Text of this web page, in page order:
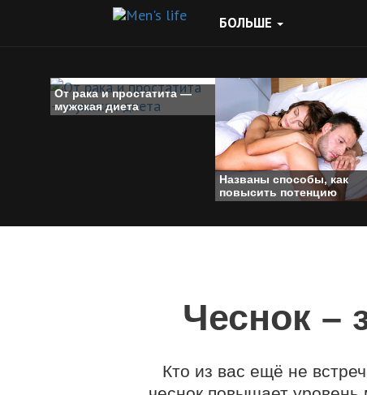
БОЛЬШЕ
От рака и простатита —
мужская диета
Названы способы, как
повысить потенцию
Чеснок –
Кто из вас ещё не